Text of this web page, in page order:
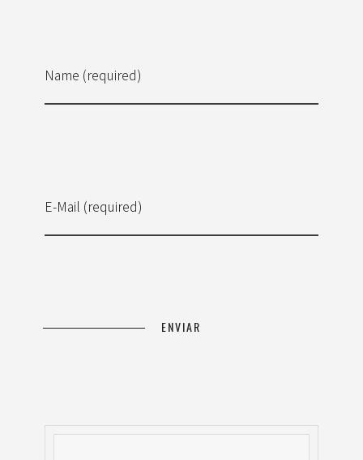
Name (required)
E-Mail (required)